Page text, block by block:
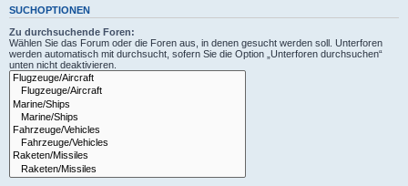
SUCHOPTIONEN
Zu durchsuchende Foren:
Wählen Sie das Forum oder die Foren aus, in denen gesucht werden soll. Unterforen
werden automatisch mit durchsucht, sofern Sie die Option „Unterforen durchsuchen“
unten nicht deaktivieren.